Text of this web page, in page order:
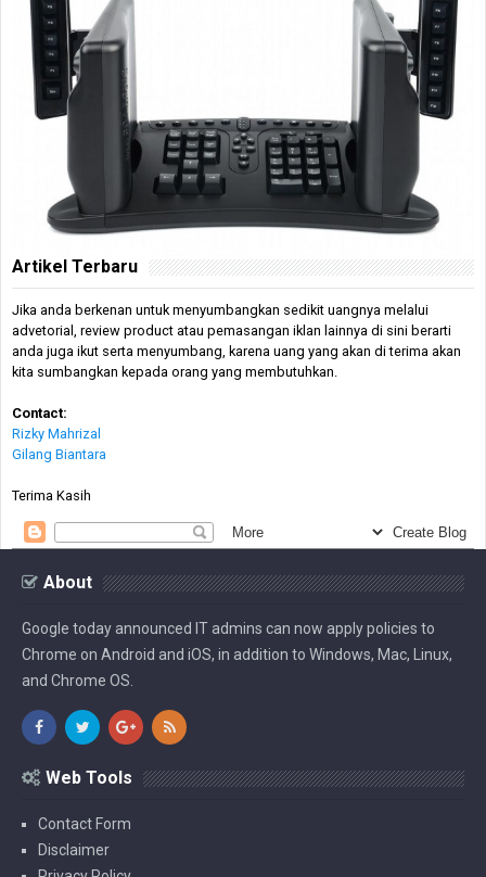
Artikel Terbaru
Jika anda berkenan untuk menyumbangkan sedikit uangnya melalui
advetorial, review product atau pemasangan iklan lainnya di sini berarti
anda juga ikut serta menyumbang, karena uang yang akan di terima akan
kita sumbangkan kepada orang yang membutuhkan.
Contact:
Rizky Mahrizal
Gilang Biantara
Terima Kasih
About
Google today announced IT admins can now apply policies to
Chrome on Android and iOS, in addition to Windows, Mac, Linux,
and Chrome OS.
Web Tools
Contact Form
Disclaimer